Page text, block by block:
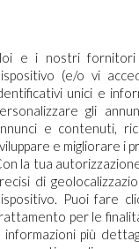
e i nostri fornitori
(e/o vi
unici e
gli
e contenuti,
e migliorare i
la tua
di
Puoi fare
per le
informazioni più